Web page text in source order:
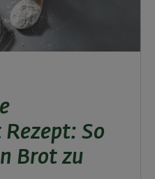
So
Brot zu